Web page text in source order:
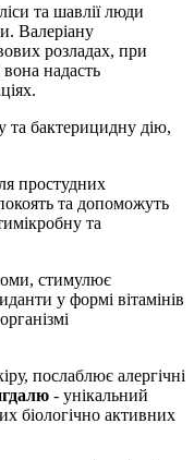
та шавлії люди
Валеріану
розладах, при
надасть
та бактерицидну дію,
простудних
та допоможуть
та
стимулює
у формі вітамінів
послаблює алергічні
- унікальний
біологічно активних